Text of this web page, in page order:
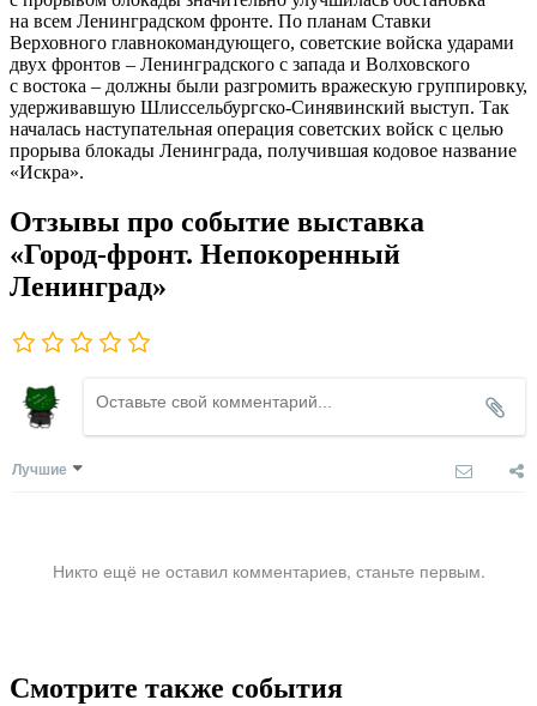
на всем Ленинградском фронте. По планам Ставки
Верховного главнокомандующего, советские войска ударами
двух фронтов – Ленинградского с запада и Волховского
с востока – должны были разгромить вражескую группировку,
удерживавшую Шлиссельбургско-Синявинский выступ. Так
началась наступательная операция советских войск с целью
прорыва блокады Ленинграда, получившая кодовое название
«Искра».
Отзывы про событие выставка
«Город-фронт. Непокоренный
Ленинград»
Лучшие
Никто ещё не оставил комментариев, станьте первым.
Смотрите также события